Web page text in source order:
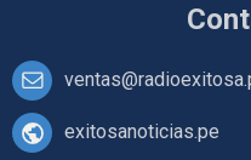
exitosanoticias.pe